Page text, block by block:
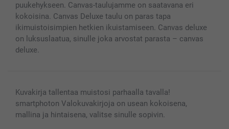
puukehykseen. Canvas-taulujamme on saatavana eri
kokoisina. Canvas Deluxe taulu on paras tapa
ikimuistoisimpien hetkien ikuistamiseen. Canvas deluxe
on luksuslaatua, sinulle joka arvostat parasta – canvas
deluxe.
Kuvakirja tallentaa muistosi parhaalla tavalla!
smartphoton Valokuvakirjoja on usean kokoisena,
mallina ja hintaisena, valitse sinulle sopivin.